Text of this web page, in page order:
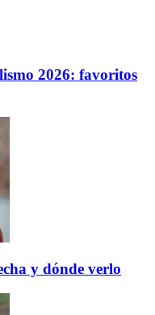
2026: favoritos
y dónde verlo